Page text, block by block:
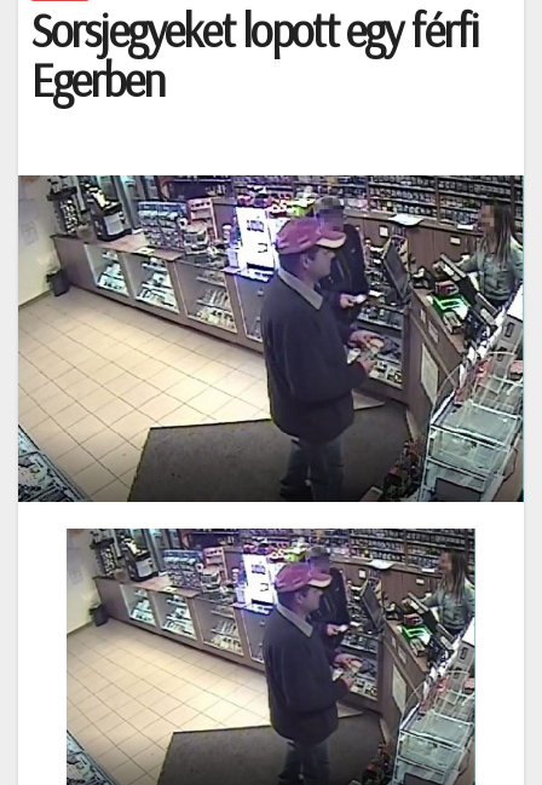
Sorsjegyeket lopott egy férfi
Egerben